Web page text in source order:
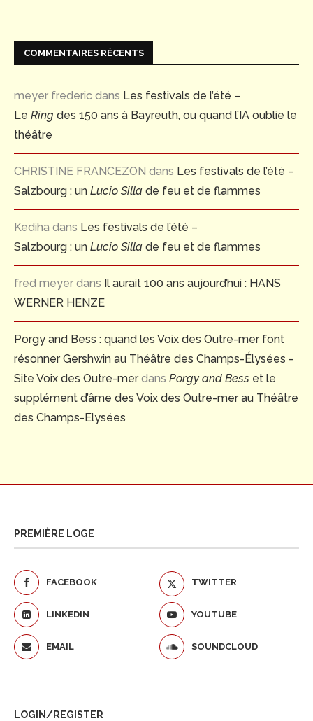
COMMENTAIRES RÉCENTS
meyer frederic dans Les festivals de l’été –
Le Ring des 150 ans à Bayreuth, ou quand l’IA oublie le
théâtre
CHRISTINE FRANCEZON dans Les festivals de l’été –
Salzbourg : un Lucio Silla de feu et de flammes
Kediha dans Les festivals de l’été –
Salzbourg : un Lucio Silla de feu et de flammes
fred meyer dans Il aurait 100 ans aujourd’hui : HANS
WERNER HENZE
Porgy and Bess : quand les Voix des Outre-mer font
résonner Gershwin au Théâtre des Champs-Élysées -
Site Voix des Outre-merdans Porgy and Bess et le
supplément d’âme des Voix des Outre-mer au Théâtre
des Champs-Elysées
PREMIÈRE LOGE
FACEBOOK TWITTER
LINKEDIN YOUTUBE
EMAIL SOUNDCLOUD
LOGIN/REGISTER